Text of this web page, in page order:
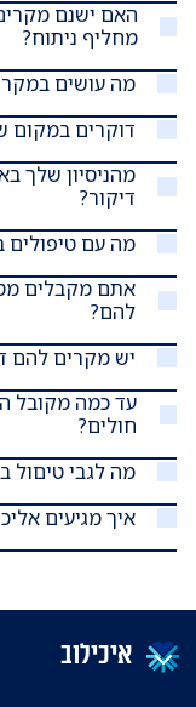
האם ישנם
מחליף ניתוח?
מה עושים
דוקרים במקום
מהניסיון שלך
דיקור?
מה עם טיפולים
אתם מקבלים
להם?
יש מקרים להם
עד כמה מקובל
חולים?
מה לגבי טיםול
איך מגיעים
איכילוב